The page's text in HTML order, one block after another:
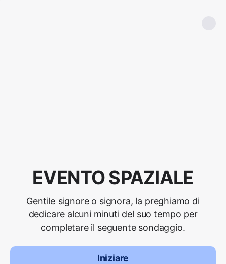
EVENTO SPAZIALE
Gentile signore o signora, la preghiamo di
dedicare alcuni minuti del suo tempo per
completare il seguente sondaggio.
Iniziare